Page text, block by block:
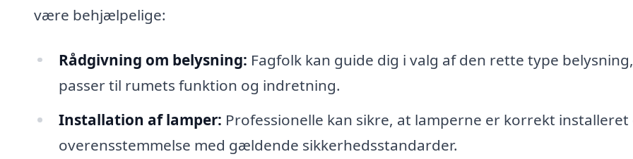
være behjælpelige:
Rådgivning om belysning: Fagfolk kan guide dig i valg af den rette type
passer til rumets funktion og indretning.
Installation af lamper: Professionelle kan sikre, at lamperne er korrekt installeret
overensstemmelse med gældende sikkerhedsstandarder.